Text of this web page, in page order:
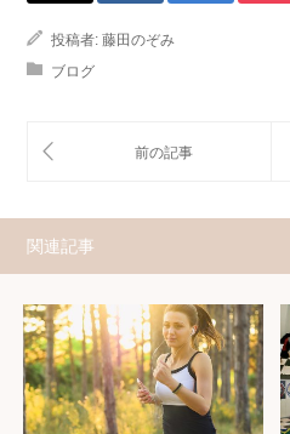
投稿者: 藤田のぞみ
ブログ
関連記事